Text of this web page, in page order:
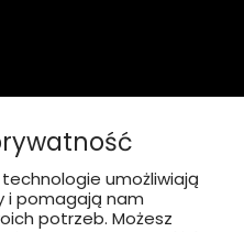
zobacz, jak dojechać
umożliwiają
i pomagają nam
potrzeb. Możesz